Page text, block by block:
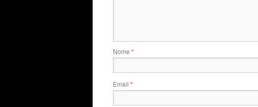
Nome *
Email *